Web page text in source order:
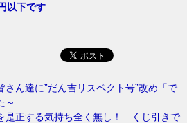
以下です
ん達に”だん吉リスペクト号”改め「で
～
是正する気持ち全く無し！ くじ引きで